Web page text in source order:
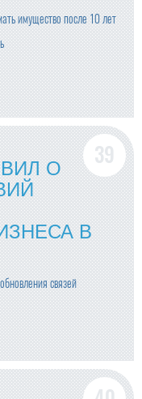
имущество после 10 лет
О
В
связей